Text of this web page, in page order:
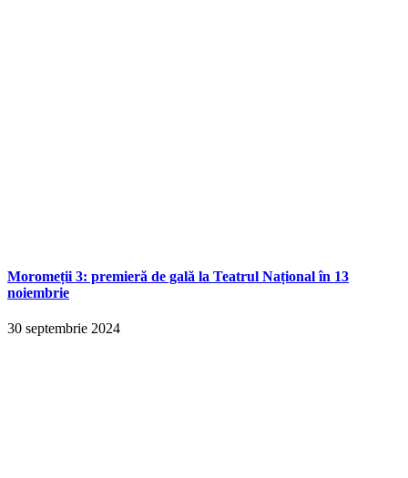
Moromeții 3: premieră de gală la Teatrul Național în 13
noiembrie
30 septembrie 2024